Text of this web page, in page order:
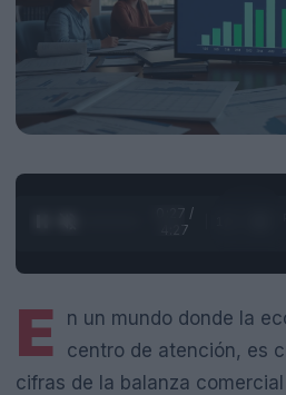
0:28 /
4:27
E
n un mundo donde la
centro de atención, es
cifras de la balanza